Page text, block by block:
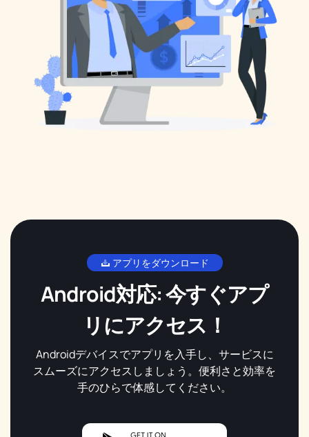
アプリをダウンロード
Android対応: 今すぐアプ
リにアクセス！
Androidデバイスでアプリを入手し、サービスに
スムーズにアクセスしましょう。便利さと効率を
手のひらで体感してください。